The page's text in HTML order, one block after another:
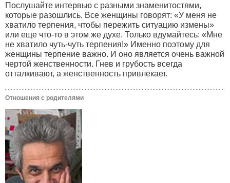
Послушайте интервью с разными знаменитостями,
которые разошлись. Все женщины говорят: «У меня не
хватило терпения, чтобы пережить ситуацию измены»
или еще что-то в этом же духе. Только вдумайтесь: «Мне
не хватило чуть-чуть терпения!» Именно поэтому для
женщины терпение важно. И оно является очень важной
чертой женственности. Гнев и грубость всегда
отталкивают, а женственность привлекает.
Отношения с родителями